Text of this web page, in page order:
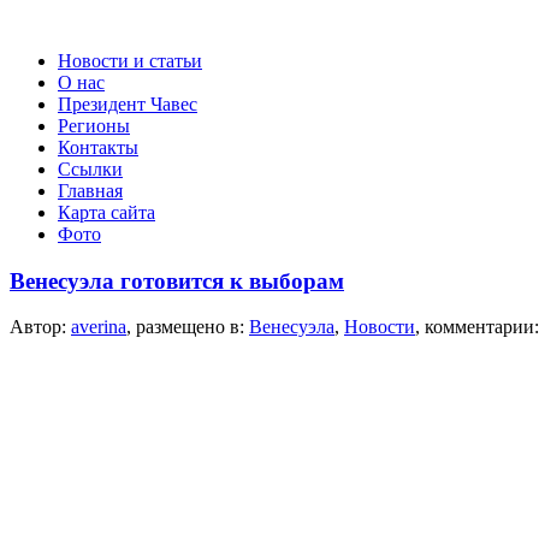
Новости и статьи
О нас
Президент Чавес
Регионы
Контакты
Ссылки
Главная
Карта сайта
Фото
Венесуэла готовится к выборам
Автор: averina, размещено в: Венесуэла, Новости,